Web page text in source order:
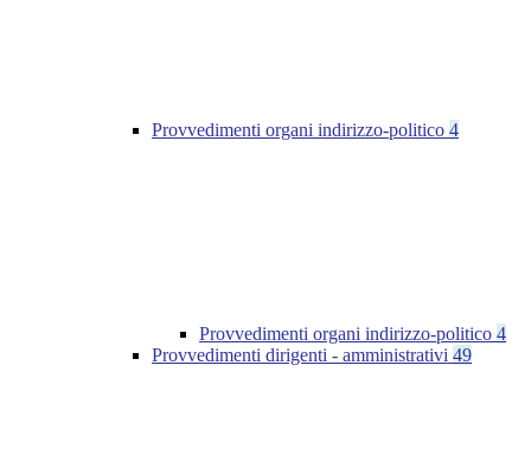
Provvedimenti organi indirizzo-politico 4
Provvedimenti organi indirizzo-politico 4
Provvedimenti dirigenti - amministrativi 49